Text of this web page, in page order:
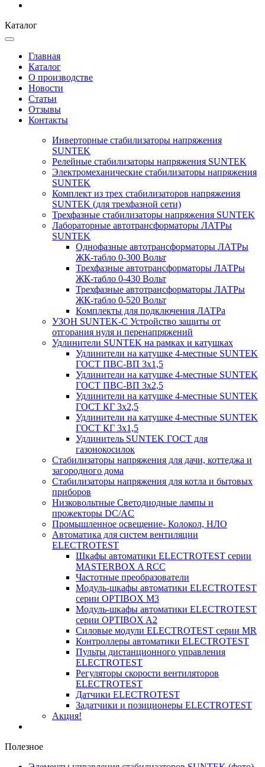
Каталог
Главная
Каталог
О производстве
Новости
Статьи
Отзывы
Контакты
Инверторные стабилизаторы напряжения
SUNTEK
Релейные стабилизаторы напряжения SUNTEK
Электромеханические стабилизаторы напряжения
SUNTEK
Комплект из трех стабилизаторов напряжения
SUNTEK (для трехфазной сети)
Трехфазные стабилизаторы напряжения SUNTEK
Лабораторные автотрансформаторы ЛАТРы
SUNTEK
Однофазные автотрансформаторы ЛАТРы
ЖК-табло 0-300 Вольт
Трехфазные автотрансформаторы ЛАТРы
ЖК-табло 0-430 Вольт
Трехфазные автотрансформаторы ЛАТРы
ЖК-табло 0-520 Вольт
Комплекты для подключения ЛАТРа
УЗОН SUNTEK-C Устройство защиты от
отгорания нуля и перенапряжений
Удлинители SUNTEK на рамках и катушках
Удлинители на катушке 4-местные SUNTEK
ГОСТ ПВС-ВП 3х1,5
Удлинители на катушке 4-местные SUNTEK
ГОСТ ПВС-ВП 3х2,5
Удлинители на катушке 4-местные SUNTEK
ГОСТ КГ 3х2,5
Удлинители на катушке 4-местные SUNTEK
ГОСТ КГ 3х1,5
Удлинитель SUNTEK ГОСТ для
газонокосилок
Стабилизаторы напряжения для дачи, коттеджа и
загородного дома
Стабилизаторы напряжения для котла и бытовых
приборов
Низковольтные Светодиодные лампы и
прожекторы DC/AC
Промышленное освещение- Колокол, НЛО
Автоматика для систем вентиляции
ELECTROTEST
Шкафы автоматики ELECTROTEST серии
MASTERBOX A RCC
Частотные преобразователи
Модуль-шкафы автоматики ELECTROTEST
серии OPTIBOX M3
Модуль-шкафы автоматики ELECTROTEST
серии OPTIBOX A2
Силовые модули ELECTROTEST серии MR
Контроллеры автоматики ELECTROTEST
Пульты дистанционного управления
ELECTROTEST
Регуляторы скорости вентиляторов
ELECTROTEST
Датчики ELECTROTEST
Задатчики и позиционеры ELECTROTEST
Акция!
Полезное